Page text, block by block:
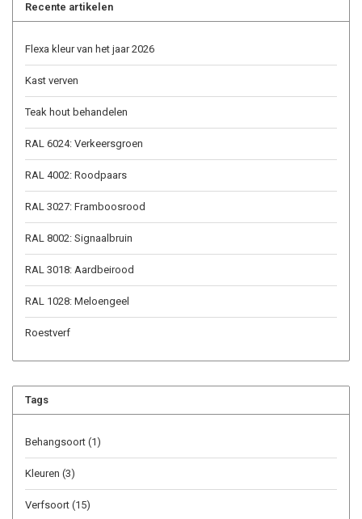
Recente artikelen
Flexa kleur van het jaar 2026
Kast verven
Teak hout behandelen
RAL 6024: Verkeersgroen
RAL 4002: Roodpaars
RAL 3027: Framboosrood
RAL 8002: Signaalbruin
RAL 3018: Aardbeirood
RAL 1028: Meloengeel
Roestverf
Tags
Behangsoort (1)
Kleuren (3)
Verfsoort (15)